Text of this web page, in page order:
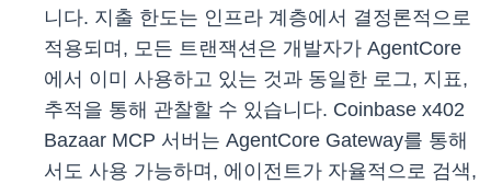
니다. 지출 한도는 인프라 계층에서 결정론적으로
적용되며, 모든 트랜잭션은 개발자가 AgentCore
에서 이미 사용하고 있는 것과 동일한 로그, 지표,
추적을 통해 관찰할 수 있습니다. Coinbase x402
Bazaar MCP 서버는 AgentCore Gateway를 통해
서도 사용 가능하며, 에이전트가 자율적으로 검색,